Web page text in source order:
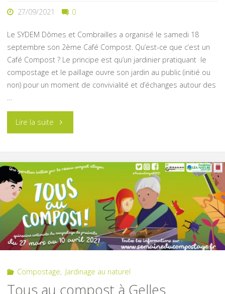
27/09/2021 0
Le SYDEM Dômes et Combrailles a organisé le samedi 18
septembre son 2ème Café Compost. Qu’est-ce que c’est un
Café Compost ? Le principe est qu’un jardinier pratiquant le
compostage et le paillage ouvre son jardin au public (initié ou
non) pour un moment de convivialité et d’échanges autour des
…
Lire la suite"Retour
images
sur
le
Café
Compost"
Compostage, Jardinage au naturel
Tous au compost à Gelles